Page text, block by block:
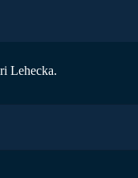
Lehecka.